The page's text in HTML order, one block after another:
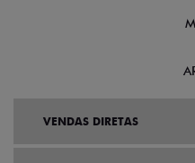
VENDAS DIRETAS